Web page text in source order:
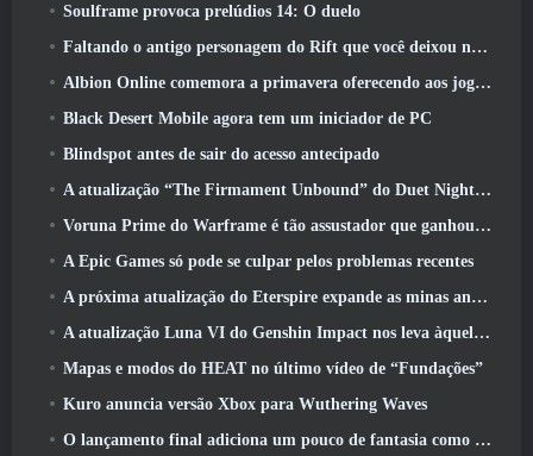
Soulframe provoca prelúdios 14: O duelo
Faltando o antigo personagem do Rift que você deixou no servidor morto? Gamigo tem uma solução para isso
Albion Online comemora a primavera oferecendo aos jogadores uma linda montaria de coelhinho
Black Desert Mobile agora tem um iniciador de PC
Blindspot antes de sair do acesso antecipado
A atualização “The Firmament Unbound” do Duet Night Abyss encerra o enredo de Huaxu
Voruna Prime do Warframe é tão assustador que ganhou seu próprio trailer da Red Band
A Epic Games só pode se culpar pelos problemas recentes
A próxima atualização do Eterspire expande as minas anãs e oferece uma revisão completa do combate aos chefes
A atualização Luna VI do Genshin Impact nos leva àquele lugar sobre o qual Mondstadt continua falando, mas nunca vimos
Mapas e modos do HEAT no último vídeo de “Fundações”
Kuro anuncia versão Xbox para Wuthering Waves
O lançamento final adiciona um pouco de fantasia como temporada 10 Lançamentos